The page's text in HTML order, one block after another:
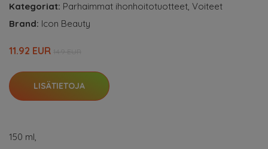
Kategoriat: Parhaimmat ihonhoitotuotteet, Voiteet
Brand: Icon Beauty
11.92 EUR
LISÄTIETOJA
150 ml,